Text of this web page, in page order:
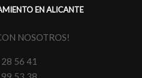
EN ALICANTE
NOSOTROS!
56 41